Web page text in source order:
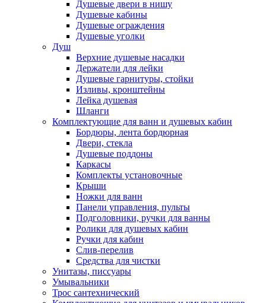
Душевые двери в нишу
Душевые кабины
Душевые ограждения
Душевые уголки
Душ
Верхние душевые насадки
Держатели для лейки
Душевые гарнитуры, стойки
Изливы, кронштейны
Лейка душевая
Шланги
Комплектующие для ванн и душевых кабин
Бордюры, лента бордюрная
Двери, стекла
Душевые поддоны
Каркасы
Комплекты установочные
Крыши
Ножки для ванн
Панели управления, пульты
Подголовники, ручки для ванны
Ролики для душевых кабин
Ручки для кабин
Слив-перелив
Средства для чистки
Унитазы, писсуары
Умывальники
Трос сантехнический